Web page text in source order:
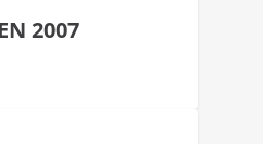
2007